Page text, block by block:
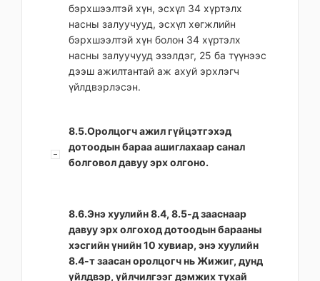
бэрхшээлтэй хүн, эсхүл 34 хүртэлх
насны залуучууд, эсхүл хөгжлийн
бэрхшээлтэй хүн болон 34 хүртэлх
насны залуучууд эзэлдэг, 25 ба түүнээс
дээш ажилтантай аж ахуй эрхлэгч
үйлдвэрлэсэн.
8.5.Оролцогч ажил гүйцэтгэхэд
дотоодын бараа ашиглахаар санал
болговол давуу эрх олгоно.
8.6.Энэ хуулийн 8.4, 8.5-д зааснаар
давуу эрх олгоход дотоодын барааны
хэсгийн үнийн 10 хувиар, энэ хуулийн
8.4-т заасан оролцогч нь Жижиг, дунд
үйлдвэр, үйлчилгээг дэмжих тухай